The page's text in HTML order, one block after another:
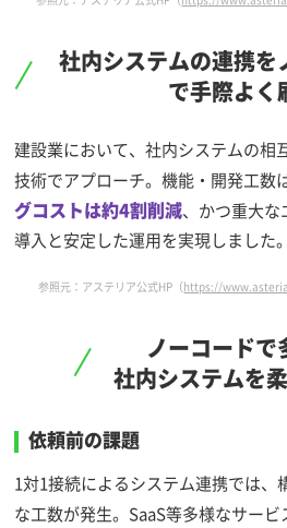
社内システムの連携を
で手際よく
建設業において、社内システムの相
技術でアプローチ。機能・開発工数
グコストは約4割削減、かつ重大な
導入と安定した運用を実現しました。
参照元：アステリア公式HP（https://
ノーコードで
社内システムを
依頼前の課題
1対1接続によるシステム連携では、
な工数が発生。SaaS等多様なサー